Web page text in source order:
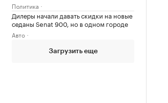
Политика
Дилеры начали давать скидки на новые
седаны Senat 900, но в одном городе
Авто
Загрузить еще